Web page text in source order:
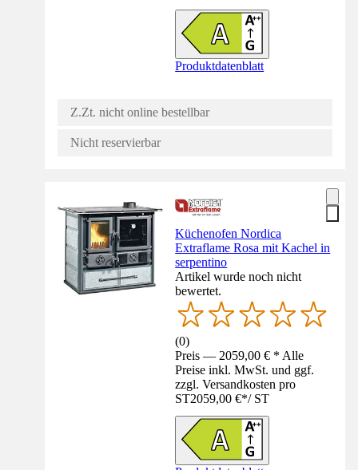
Produktdatenblatt
Z.Zt. nicht online bestellbar
Nicht reservierbar
Küchenofen Nordica
Extraflame Rosa mit Kachel in
serpentino
Artikel wurde noch nicht
bewertet.
(0)
Preis — 2059,00 € * Alle
Preise inkl. MwSt. und ggf.
zzgl. Versandkosten pro
ST2059,00 €*/ ST